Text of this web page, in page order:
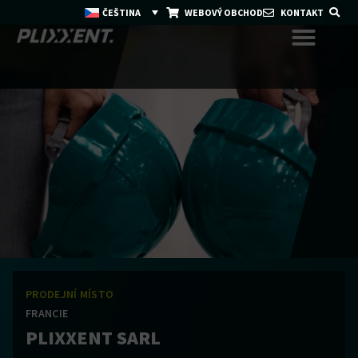
ČEŠTINA WEBOVÝ OBCHOD KONTAKT
PRODEJNÍ MÍSTO
FRANCIE
PLIXXENT SARL